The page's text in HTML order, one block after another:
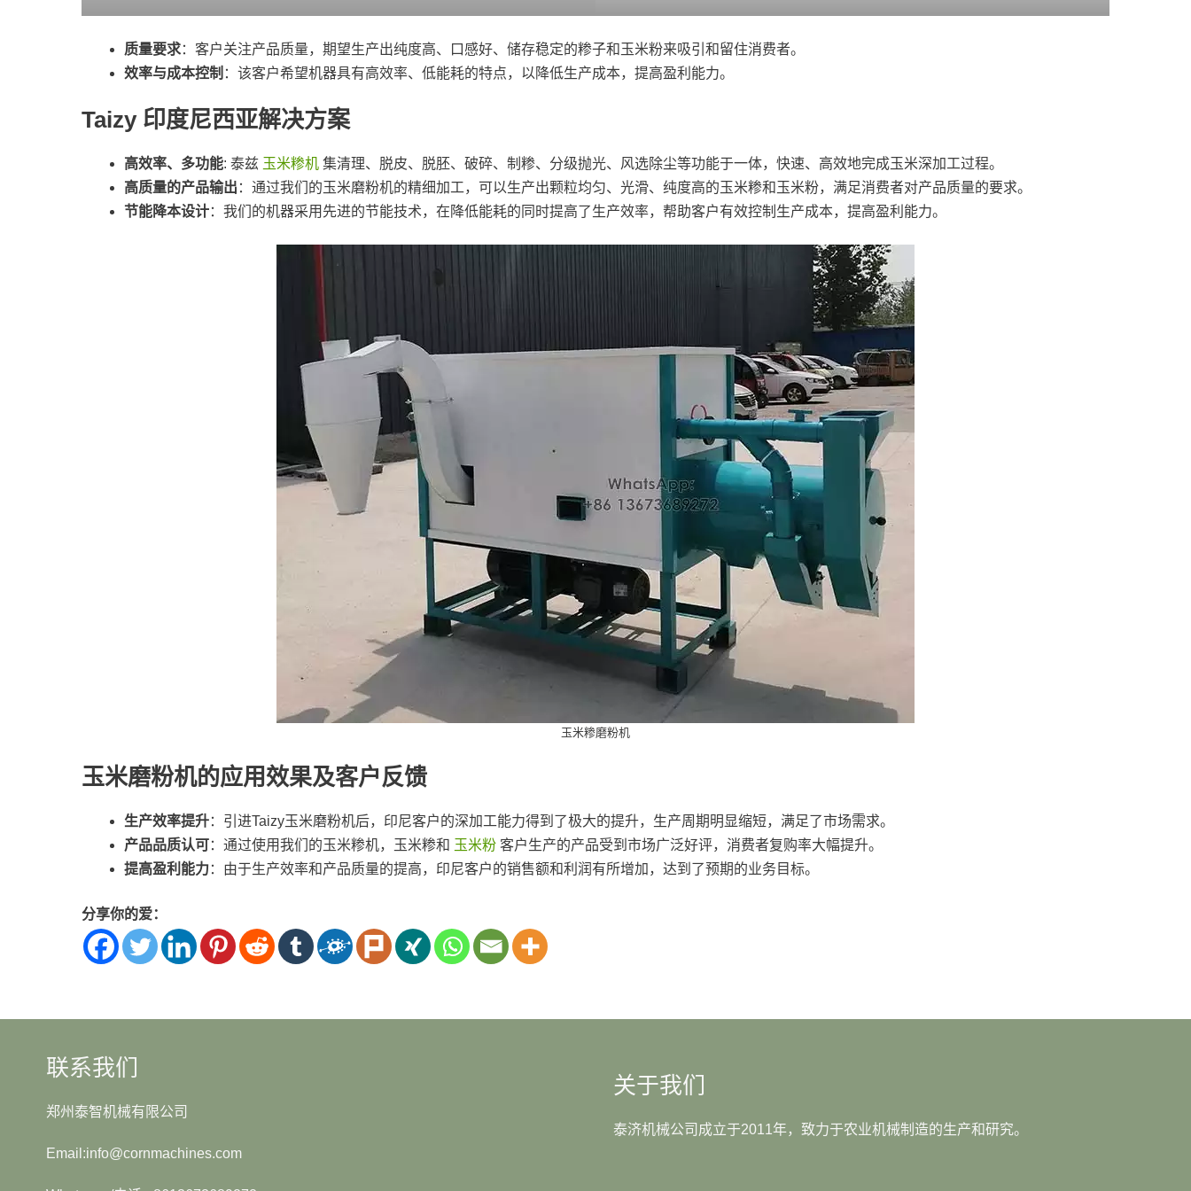
质量要求：客户关注产品质量，期望生产出纯度高、口感好、储存稳定的糁子和玉米粉来吸引和留住消费者。
效率与成本控制 ：该客户希望机器具有高效率、低能耗的特点，以降低生产成本，提高盈利能力。
Taizy 印度尼西亚解决方案
高效率、多功能: 泰兹 玉米糁机 集清理、脱皮、脱胚、破碎、制糁、分级抛光、风选除尘等功能于一体，快速、高效地完成玉米深加工过程。
高质量的产品输出 ：通过我们的玉米磨粉机的精细加工，可以生产出颗粒均匀、光滑、纯度高的玉米糁和玉米粉，满足消费者对产品质量的要求。
节能降本设计：我们的机器采用先进的节能技术，在降低能耗的同时提高了生产效率，帮助客户有效控制生产成本，提高盈利能力。
玉米糁磨粉机
玉米磨粉机的应用效果及客户反馈
生产效率提升：引进Taizy玉米磨粉机后，印尼客户的深加工能力得到了极大的提升，生产周期明显缩短，满足了市场需求。
产品品质认可：通过使用我们的玉米糁机，玉米糁和 玉米粉 客户生产的产品受到市场广泛好评，消费者复购率大幅提升。
提高盈利能力：由于生产效率和产品质量的提高，印尼客户的销售额和利润有所增加，达到了预期的业务目标。
分享你的爱：
联系我们
郑州泰智机械有限公司
Email:info@cornmachines.com
关于我们
泰济机械公司成立于2011年，致力于农业机械制造的生产和研究。